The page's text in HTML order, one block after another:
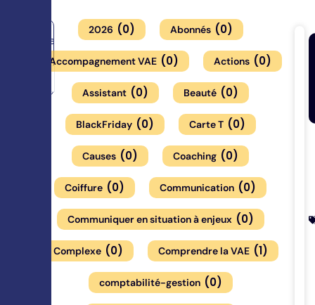
2026 (0) Abonnés (0)
Accompagnement VAE (0) Actions (0)
Assistant (0) Beauté (0)
BlackFriday (0) Carte T (0)
Causes (0) Coaching (0)
Coiffure (0) Communication (0)
Communiquer en situation à enjeux (0)
Complexe (0) Comprendre la VAE (1)
comptabilité-gestion (0)